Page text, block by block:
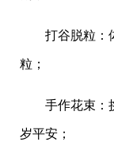
打谷脱粒：
粒；
手作花束：
岁平安；